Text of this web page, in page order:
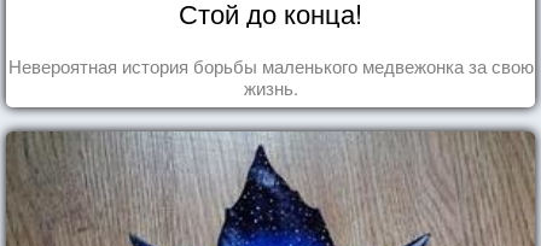
Стой до конца!
Невероятная история борьбы маленького медвежонка за свою
жизнь.